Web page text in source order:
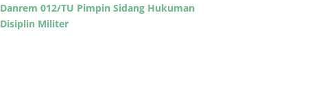
Danrem 012/TU Pimpin Sidang Hukuman
Disiplin Militer